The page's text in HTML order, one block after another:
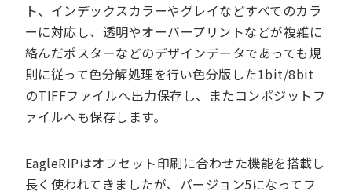
ト、インデックスカラーやグレイなどすべてのカラ
ーに対応し、透明やオーバープリントなどが複雑に
絡んだポスターなどのデザインデータであっても規
則に従って色分解処理を行い色分版した1bit/8bit
のTIFFファイルへ出力保存し、またコンポジットフ
ァイルへも保存します。
EagleRIPはオフセット印刷に合わせた機能を搭載し
長く使われてきましたが、バージョン5になってフ